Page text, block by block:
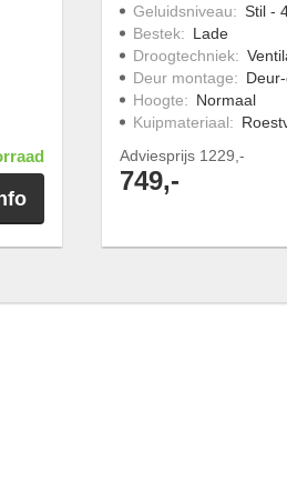
Geluidsniveau: Stil -
Bestek: Lade
Droogtechniek:
Deur montage:
Hoogte: Normaal
Kuipmateriaal:
Adviesprijs 1229,-
749,-